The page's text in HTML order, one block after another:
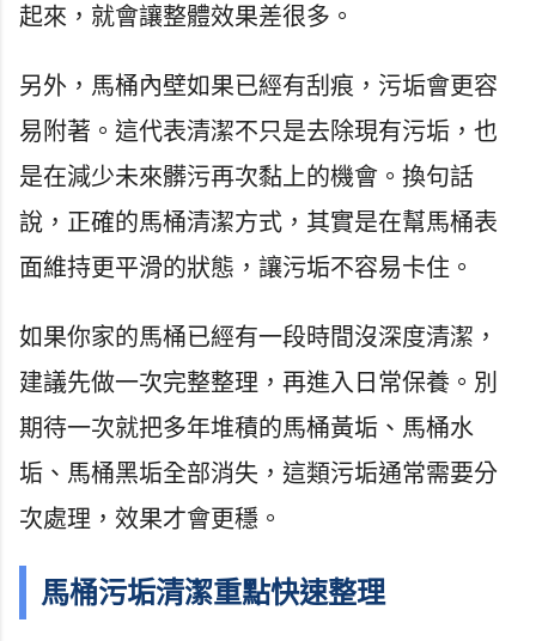
起來，就會讓整體效果差很多。
另外，馬桶內壁如果已經有刮痕，污垢會更容
易附著。這代表清潔不只是去除現有污垢，也
是在減少未來髒污再次黏上的機會。換句話
說，正確的馬桶清潔方式，其實是在幫馬桶表
面維持更平滑的狀態，讓污垢不容易卡住。
如果你家的馬桶已經有一段時間沒深度清潔，
建議先做一次完整整理，再進入日常保養。別
期待一次就把多年堆積的馬桶黃垢、馬桶水
垢、馬桶黑垢全部消失，這類污垢通常需要分
次處理，效果才會更穩。
馬桶污垢清潔重點快速整理